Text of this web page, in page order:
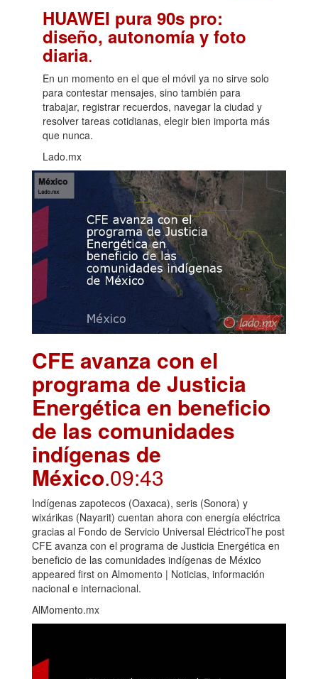
HUAWEI pura 90s pro:
diseño, autonomía y foto
diaria.
En un momento en el que el móvil ya no sirve solo
para contestar mensajes, sino también para
trabajar, registrar recuerdos, navegar la ciudad y
resolver tareas cotidianas, elegir bien importa más
que nunca.
Lado.mx
CFE avanza con el
programa de Justicia
Energética en beneficio
de las comunidades
indígenas de
México.09:43
Indígenas zapotecos (Oaxaca), seris (Sonora) y
wixárikas (Nayarit) cuentan ahora con energía eléctrica
gracias al Fondo de Servicio Universal EléctricoThe post
CFE avanza con el programa de Justicia Energética en
beneficio de las comunidades indígenas de México
appeared first on Almomento | Noticias, información
nacional e internacional.
AlMomento.mx